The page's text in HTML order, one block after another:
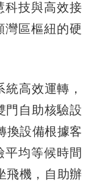
科技與高效接
灣區樞紐的硬
高效運轉，
門自助核驗設
換設備根據客
均等候時間
飛機，自助辦